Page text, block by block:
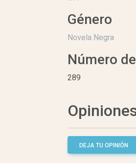
Género
Novela Negra
Número
289
DEJA TU OPINIÓN